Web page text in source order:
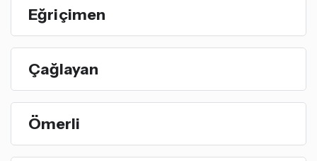
Eğriçimen
Çağlayan
Ömerli